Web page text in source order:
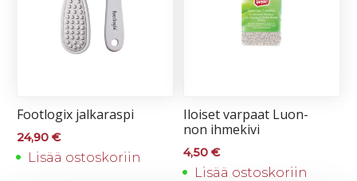
Foot­lo­gix jal­ka­ras­pi
24,90€
Lisää ostoskoriin
Iloi­set var­paat Luon­
non ih­me­ki­vi
4,50€
Lisää ostoskoriin